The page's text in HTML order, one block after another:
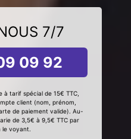
7/7
09 92
tarif spécial de 15€ TTC,
client (nom, prénom,
de paiement valide). Au-
de 3,5€ à 9,5€ TTC par
le voyant.